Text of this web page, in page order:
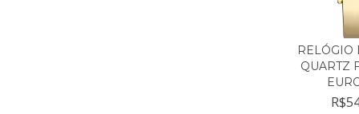
RELÓGIO
QUARTZ